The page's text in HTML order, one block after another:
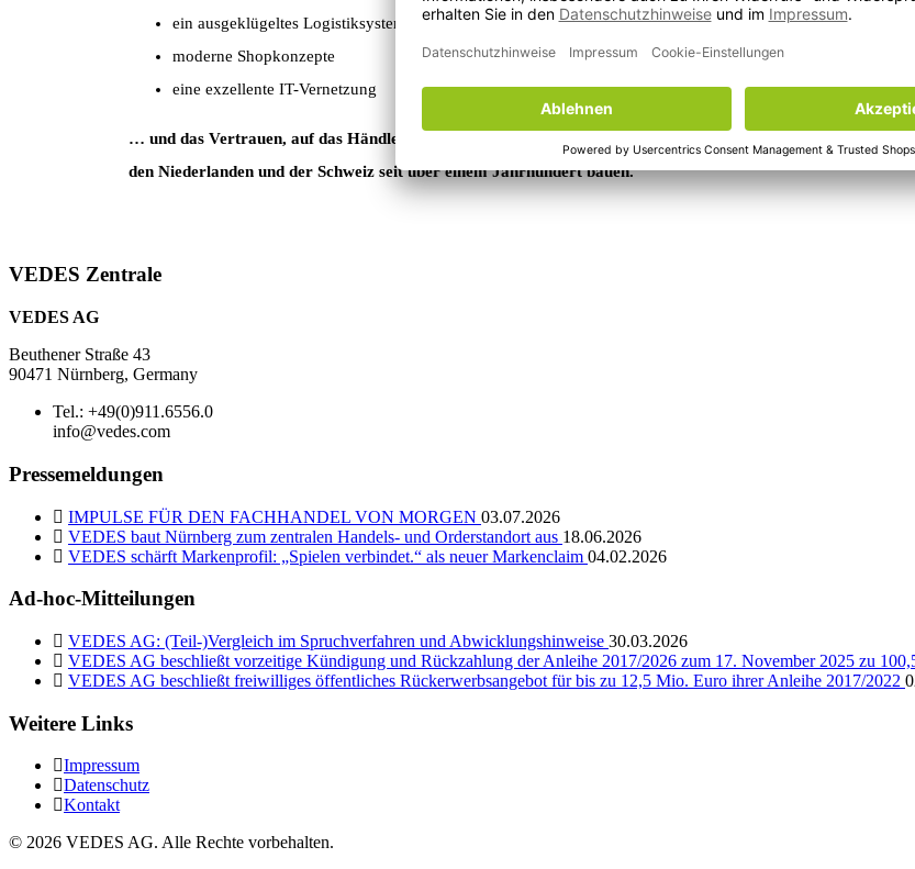
ein ausgeklügeltes Logistiksystem
moderne Shopkonzepte
eine exzellente IT-Vernetzung
… und das Vertrauen, auf das Händler in Deutschland, Österreich,
den Niederlanden und der Schweiz seit über einem Jahrhundert bauen.
VEDES Zentrale
VEDES AG
Beuthener Straße 43
90471 Nürnberg, Germany
Tel.: +49(0)911.6556.0
info@vedes.com
Pressemeldungen
IMPULSE FÜR DEN FACHHANDEL VON MORGEN 03.07.2026
VEDES baut Nürnberg zum zentralen Handels- und Orderstandort aus 18.06.2026
VEDES schärft Markenprofil: „Spielen verbindet.“ als neuer Markenclaim 04.02.2026
Ad-hoc-Mitteilungen
VEDES AG: (Teil-)Vergleich im Spruchverfahren und Abwicklungshinweise 30.03.2026
VEDES AG beschließt vorzeitige Kündigung und Rückzahlung der Anleihe 2017/2026 zum 17. November 2025 zu
VEDES AG beschließt freiwilliges öffentliches Rückerwerbsangebot für bis zu 12,5 Mio. Euro ihrer Anleihe 2017/2022
Weitere Links
Impressum
Datenschutz
Kontakt
© 2026 VEDES AG. Alle Rechte vorbehalten.